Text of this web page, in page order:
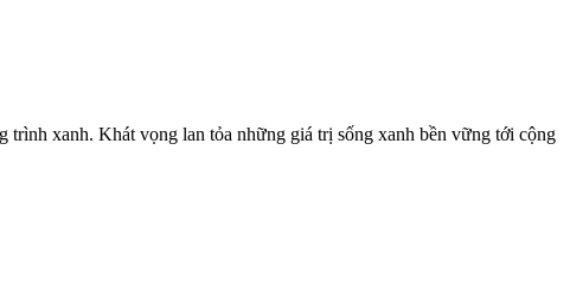
trình xanh. Khát vọng lan tỏa những giá trị sống xanh bền vững tới cộng